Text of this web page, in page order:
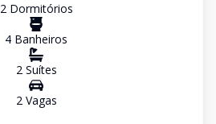
2Dormitórios
4 Banheiros
2Suítes
2Vagas